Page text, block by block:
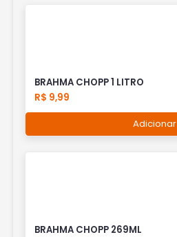
BRAHMA CHOPP 1 LITRO
R$ 9,99
Adicionar
BRAHMA CHOPP 269ML